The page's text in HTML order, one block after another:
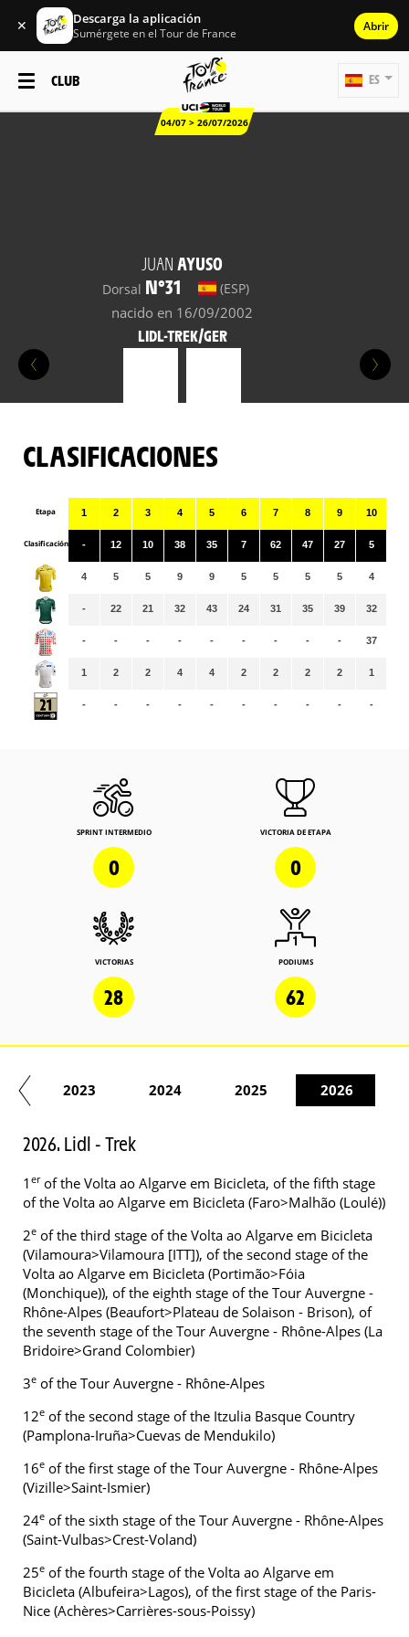
✕ Descarga la aplicación
Sumérgete en el Tour de France Abrir
CLUB
04/07 > 26/07/2026
ES
JUAN AYUSO
Dorsal N°31 (ESP)
nacido en 16/09/2002
LIDL-TREK/GER
CLASIFICACIONES
Etapa
Clasificación
1
-
4
-
-
1
-
2
12
5
22
-
2
-
3
10
5
21
-
2
-
4
38
9
32
-
4
-
5
35
9
43
-
4
-
6
7
5
24
-
2
-
7
62
5
31
-
2
-
8
47
5
35
-
2
-
9
27
5
39
-
2
-
10
5
4
32
37
1
-
SPRINT INTERMEDIO
0
VICTORIA DE ETAPA
0
VICTORIAS
28
PODIUMS
62
2023 2024 2025 2026
2026. Lidl - Trek
1 erof the Volta ao Algarve em Bicicleta, of the fifth stage
of the Volta ao Algarve em Bicicleta (Faro>Malhão (Loulé))
2e of the third stage of the Volta ao Algarve em Bicicleta
(Vilamoura>Vilamoura [ITT]), of the second stage of the
Volta ao Algarve em Bicicleta (Portimão>Fóia
(Monchique)), of the eighth stage of the Tour Auvergne -
Rhône-Alpes (Beaufort>Plateau de Solaison - Brison), of
the seventh stage of the Tour Auvergne - Rhône-Alpes (La
Bridoire>Grand Colombier)
3e of the Tour Auvergne - Rhône-Alpes
12e of the second stage of the Itzulia Basque Country
(Pamplona-Iruña>Cuevas de Mendukilo)
16e of the first stage of the Tour Auvergne - Rhône-Alpes
(Vizille>Saint-Ismier)
24e of the sixth stage of the Tour Auvergne - Rhône-Alpes
(Saint-Vulbas>Crest-Voland)
25e of the fourth stage of the Volta ao Algarve em
Bicicleta (Albufeira>Lagos), of the first stage of the Paris-
Nice (Achères>Carrières-sous-Poissy)